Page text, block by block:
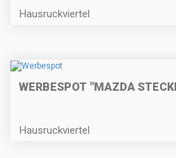
Hausruckviertel
WERBESPOT "MAZDA
Hausruckviertel